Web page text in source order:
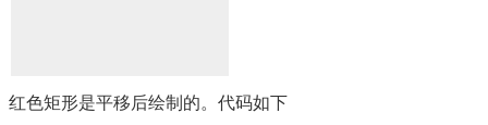
红色矩形是平移后绘制的。代码如下